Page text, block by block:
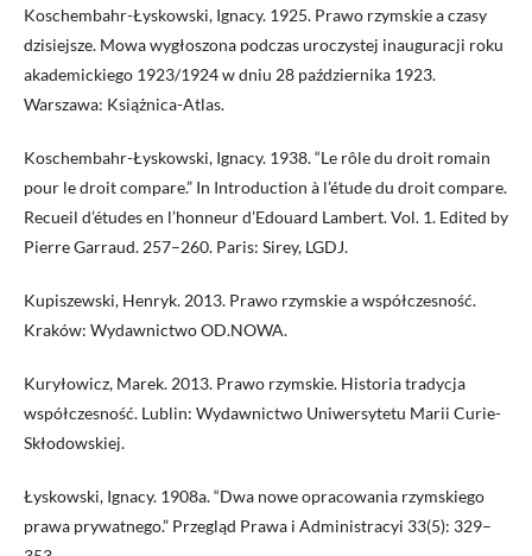
Koschembahr-Łyskowski, Ignacy. 1925. Prawo rzymskie a czasy
dzisiejsze. Mowa wygłoszona podczas uroczystej inauguracji roku
akademickiego 1923/1924 w dniu 28 października 1923.
Warszawa: Książnica-Atlas.
Koschembahr-Łyskowski, Ignacy. 1938. “Le rôle du droit romain
pour le droit compare.” In Introduction à l’étude du droit compare.
Recueil d’études en l’honneur d’Edouard Lambert. Vol. 1. Edited by
Pierre Garraud. 257–260. Paris: Sirey, LGDJ.
Kupiszewski, Henryk. 2013. Prawo rzymskie a współczesność.
Kraków: Wydawnictwo OD.NOWA.
Kuryłowicz, Marek. 2013. Prawo rzymskie. Historia tradycja
współczesność. Lublin: Wydawnictwo Uniwersytetu Marii Curie-
Skłodowskiej.
Łyskowski, Ignacy. 1908a. “Dwa nowe opracowania rzymskiego
prawa prywatnego.” Przegląd Prawa i Administracyi 33(5): 329–